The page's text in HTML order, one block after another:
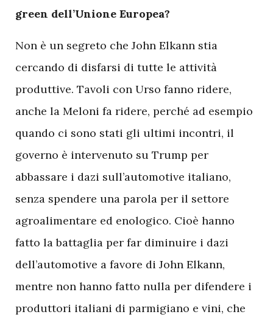
green dell’Unione Europea?
Non è un segreto che John Elkann stia
cercando di disfarsi di tutte le attività
produttive. Tavoli con Urso fanno ridere,
anche la Meloni fa ridere, perché ad esempio
quando ci sono stati gli ultimi incontri, il
governo è intervenuto su Trump per
abbassare i dazi sull’automotive italiano,
senza spendere una parola per il settore
agroalimentare ed enologico. Cioè hanno
fatto la battaglia per far diminuire i dazi
dell’automotive a favore di John Elkann,
mentre non hanno fatto nulla per difendere i
produttori italiani di parmigiano e vini, che